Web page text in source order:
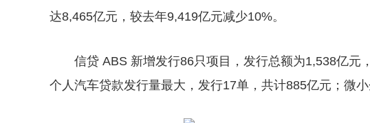
达8,465亿元，较去年9,419亿元减少10%。
信贷 ABS 新增发行86只项目，发行总额为1,538亿元
个人汽车贷款发行量最大，发行17单，共计885亿元；微